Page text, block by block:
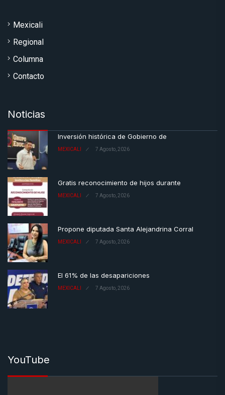
Mexicali
Regional
Columna
Contacto
Noticias
Inversión histórica de Gobierno de
MEXICALI 7 Agosto, 2026
Gratis reconocimiento de hijos durante
MEXICALI 7 Agosto, 2026
Propone diputada Santa Alejandrina Corral
MEXICALI 7 Agosto, 2026
El 61% de las desapariciones
MEXICALI 7 Agosto, 2026
YouTube